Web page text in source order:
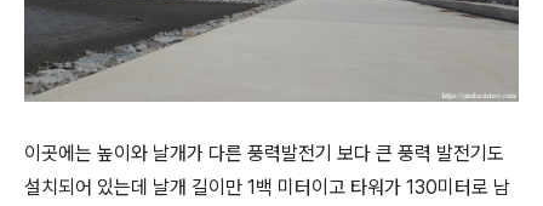
이곳에는 높이와 날개가 다른 풍력발전기 보다 큰 풍력 발전기도
설치되어 있는데 날개 길이만 1백 미터이고 타워가 130미터로 남